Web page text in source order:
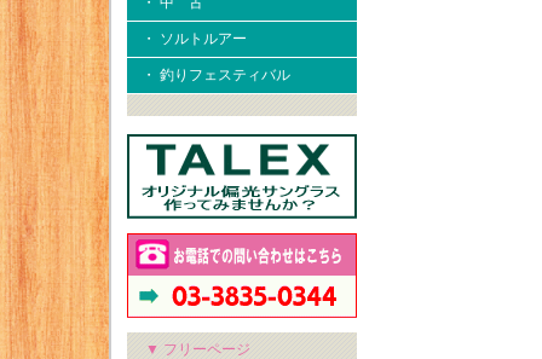
・ ソルトルアー
・ 釣りフェスティバル
▼ フリーページ